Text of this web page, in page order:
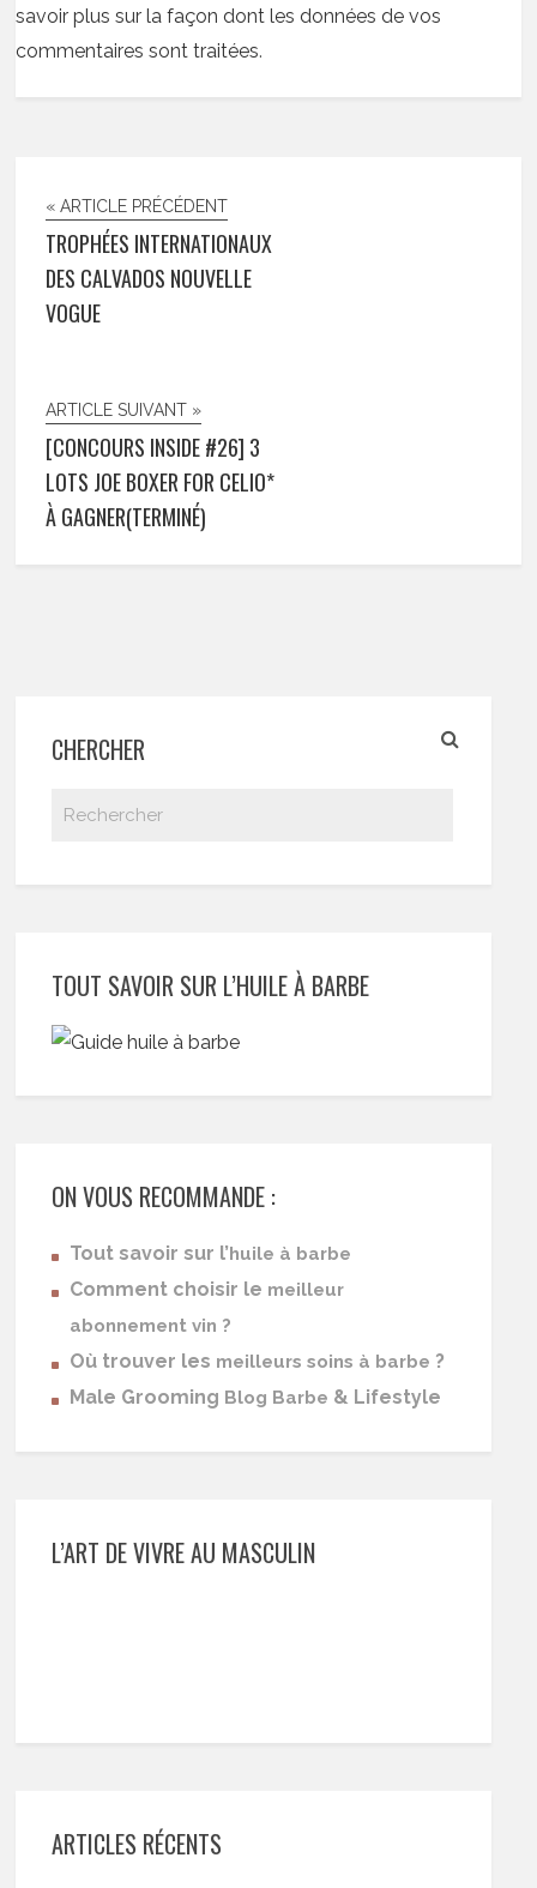
savoir plus sur la façon dont les données de vos
commentaires sont traitées.
« ARTICLE PRÉCÉDENT
TROPHÉES INTERNATIONAUX
DES CALVADOS NOUVELLE
VOGUE
ARTICLE SUIVANT »
[CONCOURS INSIDE #26] 3
LOTS JOE BOXER FOR CELIO*
À GAGNER(TERMINÉ)
CHERCHER
TOUT SAVOIR SUR L’HUILE À BARBE
ON VOUS RECOMMANDE :
Tout savoir sur l’huile à barbe
Comment choisir le meilleur
abonnement vin ?
Où trouver les meilleurs soins à barbe ?
Male Grooming Blog Barbe & Lifestyle
L’ART DE VIVRE AU MASCULIN
ARTICLES RÉCENTS